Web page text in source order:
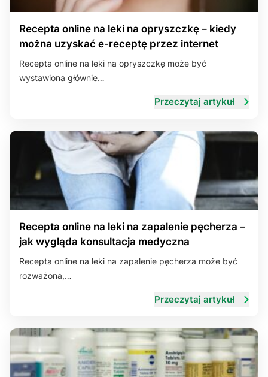
Recepta online na leki na opryszczkę – kiedy
można uzyskać e-receptę przez internet
Recepta online na leki na opryszczkę może być
wystawiona głównie…
Przeczytaj artykuł
Recepta online na leki na zapalenie pęcherza –
jak wygląda konsultacja medyczna
Recepta online na leki na zapalenie pęcherza może być
rozważona,…
Przeczytaj artykuł